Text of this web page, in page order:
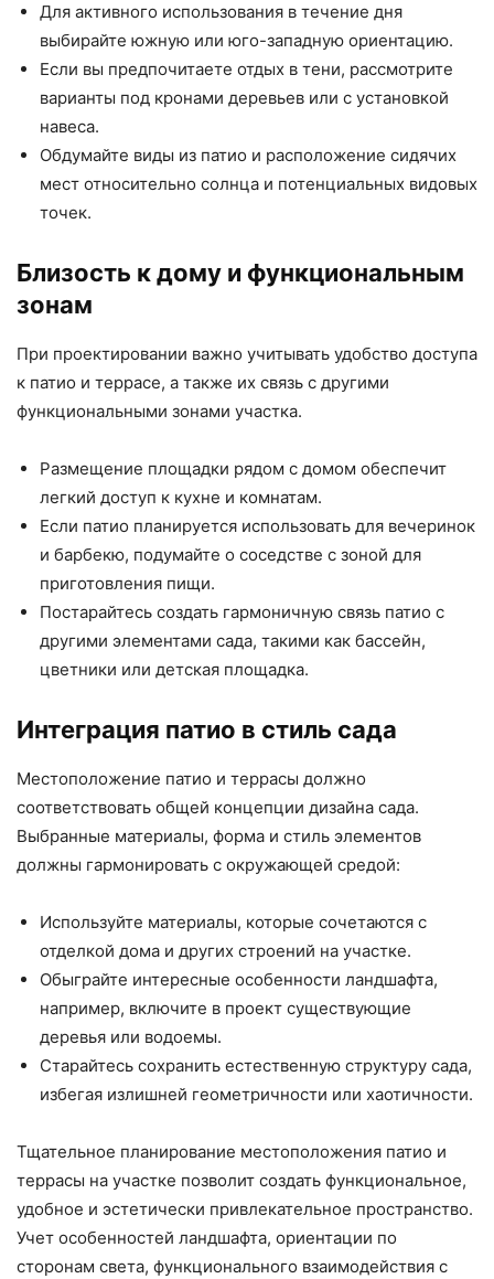
Для активного использования в течение дня
выбирайте южную или юго-западную ориентацию.
Если вы предпочитаете отдых в тени, рассмотрите
варианты под кронами деревьев или с установкой
навеса.
Обдумайте виды из патио и расположение сидячих
мест относительно солнца и потенциальных видовых
точек.
Близость к дому и функциональным
зонам
При проектировании важно учитывать удобство доступа
к патио и террасе, а также их связь с другими
функциональными зонами участка.
Размещение площадки рядом с домом обеспечит
легкий доступ к кухне и комнатам.
Если патио планируется использовать для вечеринок
и барбекю, подумайте о соседстве с зоной для
приготовления пищи.
Постарайтесь создать гармоничную связь патио с
другими элементами сада, такими как бассейн,
цветники или детская площадка.
Интеграция патио в стиль сада
Местоположение патио и террасы должно
соответствовать общей концепции дизайна сада.
Выбранные материалы, форма и стиль элементов
должны гармонировать с окружающей средой:
Используйте материалы, которые сочетаются с
отделкой дома и других строений на участке.
Обыграйте интересные особенности ландшафта,
например, включите в проект существующие
деревья или водоемы.
Старайтесь сохранить естественную структуру сада,
избегая излишней геометричности или хаотичности.
Тщательное планирование местоположения патио и
террасы на участке позволит создать функциональное,
удобное и эстетически привлекательное пространство.
Учет особенностей ландшафта, ориентации по
сторонам света, функционального взаимодействия с